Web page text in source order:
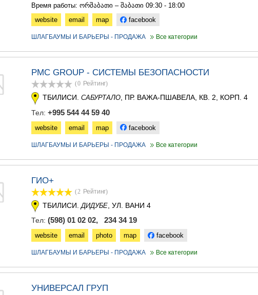
Время работы: ორშაბათი – შაბათი 09:30 - 18:00
website
email map facebook
ШЛАГБАУМЫ И БАРЬЕРЫ - ПРОДАЖА Все категории
PMC GROUP - СИСТЕМЫ БЕЗОПАСНОСТИ
(0 Рейтинг)
ТБИЛИСИ. САБУРТАЛО , ПР. ВАЖА-ПШАВЕЛА, КВ. 2, КОРП. 4
Тел: +995 544 44 59 40
website email map facebook
ШЛАГБАУМЫ И БАРЬЕРЫ - ПРОДАЖА Все категории
ГИО+
(2 Рейтинг)
ТБИЛИСИ. ДИДУБЕ , УЛ. ВАНИ 4
Тел: (598) 01 02 02, 234 34 19
website email photo map facebook
ШЛАГБАУМЫ И БАРЬЕРЫ - ПРОДАЖА Все категории
УНИВЕРСАЛ ГРУП